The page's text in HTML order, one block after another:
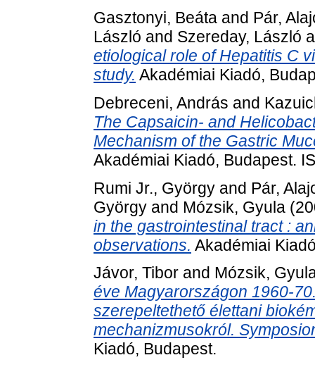
Gasztonyi, Beáta and Pár,
László and Szereday, László
etiological role of Hepatitis C
study. Akadémiai Kiadó,
Debreceni, András and
The Capsaicin- and
Mechanism of the Gastric
Akadémiai Kiadó, Budapest.
Rumi Jr., György and Pár,
György and Mózsik, Gyula
in the gastrointestinal tract :
observations. Akadémiai
Jávor, Tibor and Mózsik,
éve Magyarországon 1960-
szerepeltethető élettani
mechanizmusokról.
Kiadó, Budapest.